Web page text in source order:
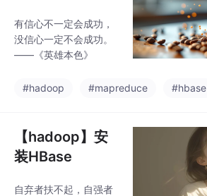
e
有信心不一定会成功，
没信心一定不会成功。
——《英雄本色》
#hadoop #mapreduce #hbase
【hadoop】安
装HBase
自弃者扶不起，自强者